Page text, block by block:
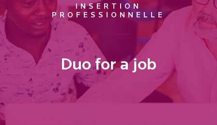
LA FONDATION
ÉDUCATION
INSERTION
SANTÉ
MAISONS DES JEUNES TALENTS
INSERTION
PROFESSIONNELLE
Duo for a job